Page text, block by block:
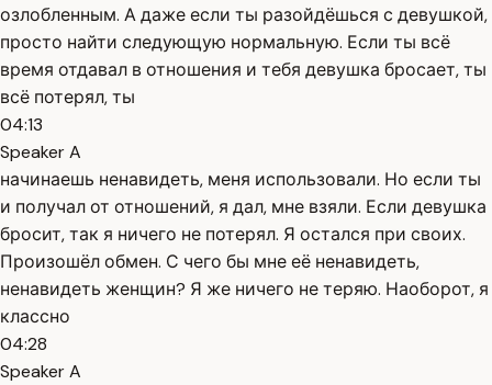
озлобленным. А даже если ты разойдёшься с девушкой,
просто найти следующую нормальную. Если ты всё
время отдавал в отношения и тебя девушка бросает, ты
всё потерял, ты
04:13
Speaker A
начинаешь ненавидеть, меня использовали. Но если ты
и получал от отношений, я дал, мне взяли. Если девушка
бросит, так я ничего не потерял. Я остался при своих.
Произошёл обмен. С чего бы мне её ненавидеть,
ненавидеть женщин? Я же ничего не теряю. Наоборот, я
классно
04:28
Speaker A